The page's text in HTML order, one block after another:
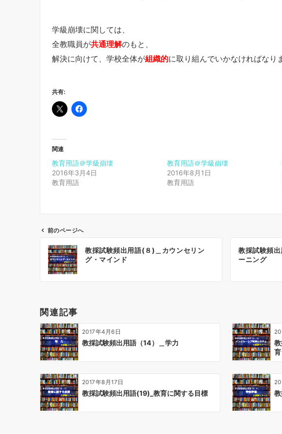
学級崩壊に関しては、
全教職員が共通理解のもと、
解決に向けて、学校全体が組織的に取り組んでいかなければなり
共有:
関連
教育用語＠学級崩壊
2016年3月4日
教育用語
教育用語＠学級崩壊
2016年8月1日
教育用語
シ
ョ
ン
前のページへ
教採試験頻出用語(８)＿カウンセリン
グ・マインド
教採試験頻
ーニング
関連記事
2017年4月6日
教採試験頻出用語（14）＿学力
2017年8月17日
教採試験頻出用語(19)_教育に関する目標